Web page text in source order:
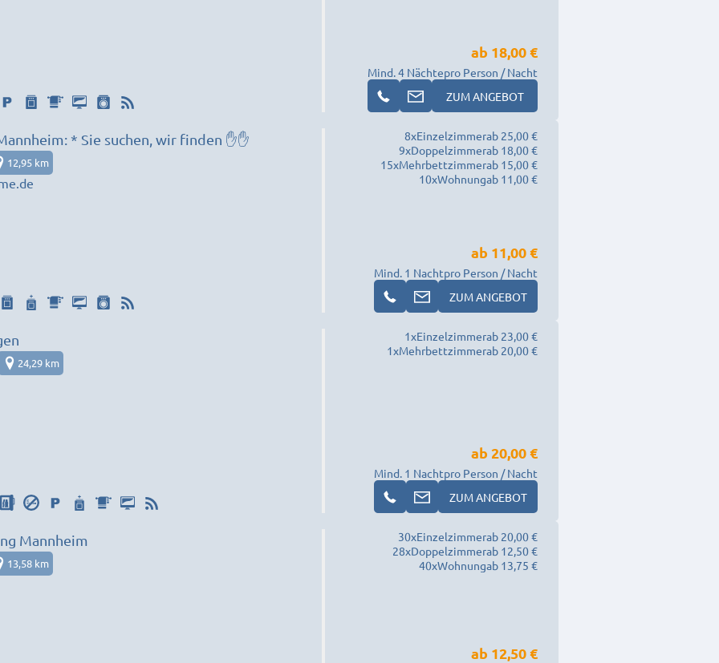
Mind. 4 Nächte
ab 18,00 €
pro Person / Nacht
ZUM ANGEBOT
✋Home4Time Mannheim: * Sie suchen, wir finden ✋✋
12,95 km
8xEinzelzimmerab 25,00 €
9xDoppelzimmerab 18,00 €
15xMehrbettzimmerab 15,00 €
10xWohnungab 11,00 €
Mind. 1 Nacht
ab 11,00 €
pro Person / Nacht
ZUM ANGEBOT
24,29 km
1xEinzelzimmerab 23,00 €
1xMehrbettzimmerab 20,00 €
Mind. 1 Nacht
ab 20,00 €
pro Person / Nacht
ZUM ANGEBOT
Mannheim
13,58 km
30xEinzelzimmerab 20,00 €
28xDoppelzimmerab 12,50 €
40xWohnungab 13,75 €
ab 12,50 €